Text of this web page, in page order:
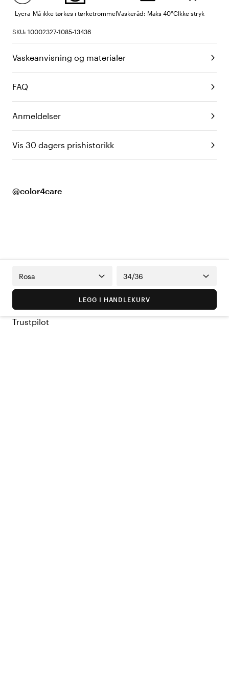
Lycra Må ikke tørkes i tørketrommelVaskeråd: Maks 40°CIkke stryk
SKU: 10002327-1085-13436
Vaskeanvisning og materialer
FAQ
Anmeldelser
Vis 30 dagers prishistorikk
@color4care
Rosa 34/36
LEGG I HANDLEKURV
Trustpilot